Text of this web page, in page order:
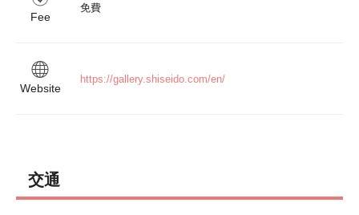
Fee
免費
Website
https://gallery.shiseido.com/en/
交通